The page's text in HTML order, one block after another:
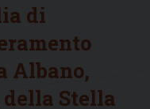
di
Albano,
Stella